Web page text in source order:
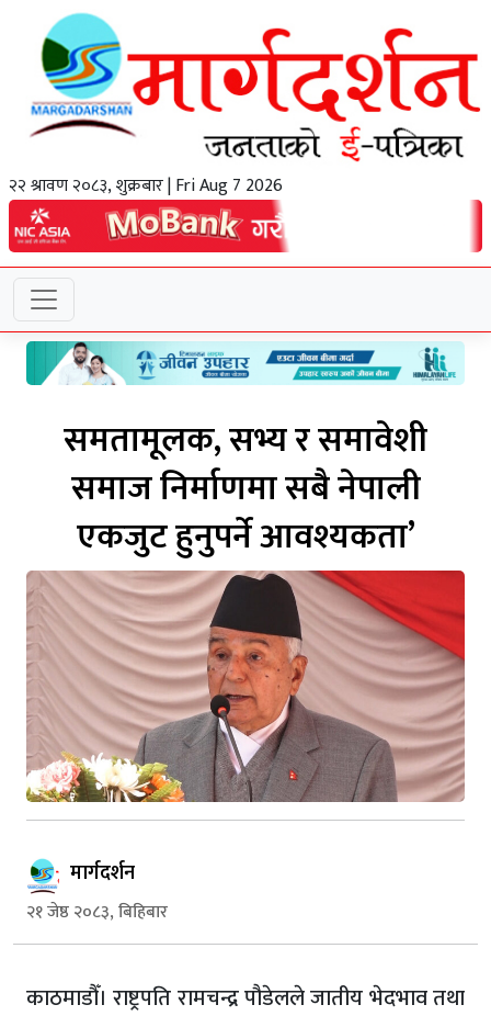
२२ श्रावण २०८३, शुक्रबार | Fri Aug 7 2026
समतामूलक, सभ्य र समावेशी
समाज निर्माणमा सबै नेपाली
एकजुट हुनुपर्ने आवश्यकता’
मार्गदर्शन
२१ जेष्ठ २०८३, बिहिबार
काठमाडौँ। राष्ट्रपति रामचन्द्र पौडेलले जातीय भेदभाव तथा